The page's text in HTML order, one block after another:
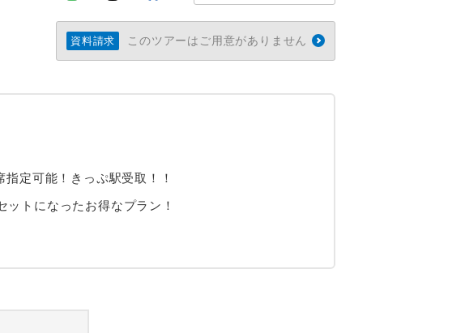
資料請求 このツアーはご用意がありません
定可能！きっぷ駅受取！！
トになったお得なプラン！